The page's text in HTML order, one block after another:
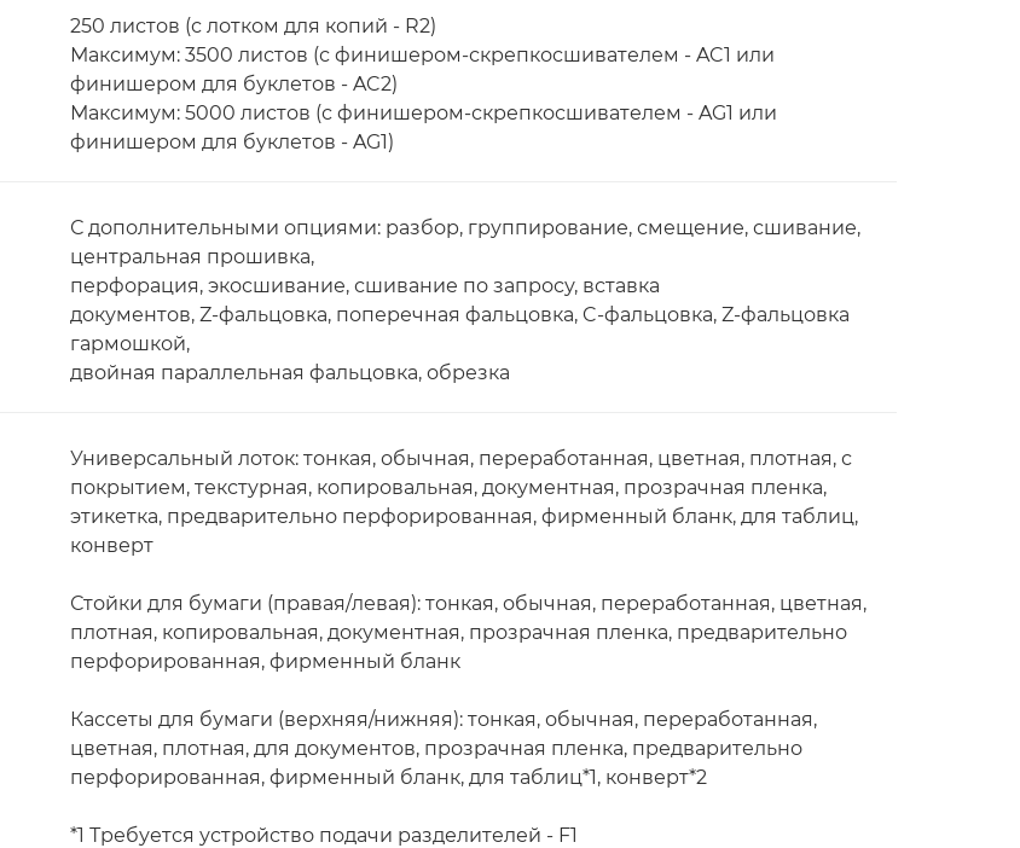
250 листов (с лотком для копий - R2)
Максимум: 3500 листов (с финишером-скрепкосшивателем - AC1 или
финишером для буклетов - AC2)
Максимум: 5000 листов (с финишером-скрепкосшивателем - AG1 или
финишером для буклетов - AG1)
С дополнительными опциями: разбор, группирование, смещение, сшивание,
центральная прошивка,
перфорация, экосшивание, сшивание по запросу, вставка
документов, Z-фальцовка, поперечная фальцовка, C-фальцовка, Z-фальцовка
гармошкой,
двойная параллельная фальцовка, обрезка
Универсальный лоток: тонкая, обычная, переработанная, цветная, плотная, с
покрытием, текстурная, копировальная, документная, прозрачная пленка,
этикетка, предварительно перфорированная, фирменный бланк, для таблиц,
конверт
Стойки для бумаги (правая/левая): тонкая, обычная, переработанная, цветная,
плотная, копировальная, документная, прозрачная пленка, предварительно
перфорированная, фирменный бланк
Кассеты для бумаги (верхняя/нижняя): тонкая, обычная, переработанная,
цветная, плотная, для документов, прозрачная пленка, предварительно
перфорированная, фирменный бланк, для таблиц*1, конверт*2
*1 Требуется устройство подачи разделителей - F1